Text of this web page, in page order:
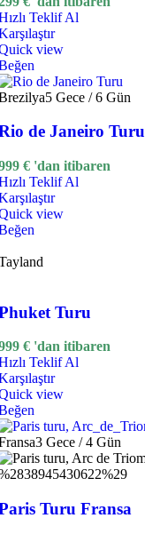
Teklif Al
view
5 Gece / 6 Gün
de Janeiro Turu
€ 'dan itibaren
Teklif Al
view
Turu
€ 'dan itibaren
Teklif Al
view
3 Gece / 4 Gün
Turu Fransa